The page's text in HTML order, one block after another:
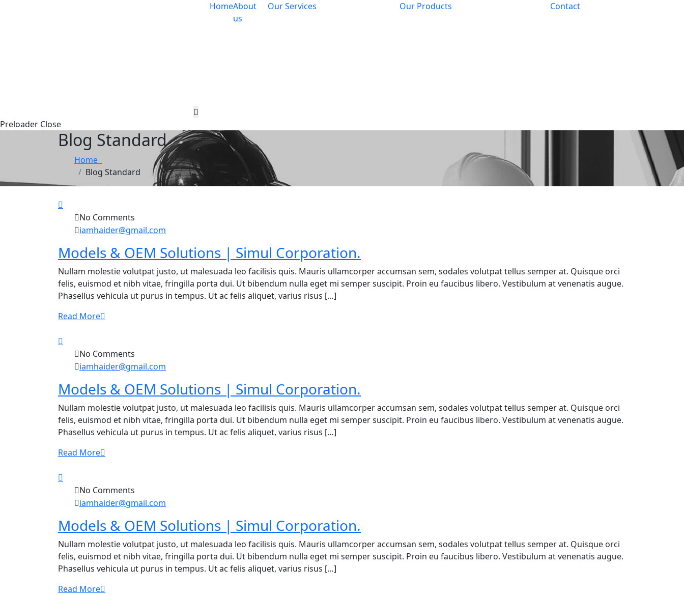
HomeAbout
us
Our Services Our Products Contact
Hamburger
Menu
Preloader Close
Blog Standard
Home
Blog Standard
No Comments
iamhaider@gmail.com
Models & OEM Solutions | Simul Corporation.
Nullam molestie volutpat justo, ut malesuada leo facilisis quis. Mauris ullamcorper accumsan sem, sodales volutpat tellus semper at. Quisque orci
felis, euismod et nibh vitae, fringilla porta dui. Ut bibendum nulla eget mi semper suscipit. Proin eu faucibus libero. Vestibulum at venenatis augue.
Phasellus vehicula ut purus in tempus. Ut ac felis aliquet, varius risus […]
Read More
No Comments
iamhaider@gmail.com
Models & OEM Solutions | Simul Corporation.
Nullam molestie volutpat justo, ut malesuada leo facilisis quis. Mauris ullamcorper accumsan sem, sodales volutpat tellus semper at. Quisque orci
felis, euismod et nibh vitae, fringilla porta dui. Ut bibendum nulla eget mi semper suscipit. Proin eu faucibus libero. Vestibulum at venenatis augue.
Phasellus vehicula ut purus in tempus. Ut ac felis aliquet, varius risus […]
Read More
No Comments
iamhaider@gmail.com
Models & OEM Solutions | Simul Corporation.
Nullam molestie volutpat justo, ut malesuada leo facilisis quis. Mauris ullamcorper accumsan sem, sodales volutpat tellus semper at. Quisque orci
felis, euismod et nibh vitae, fringilla porta dui. Ut bibendum nulla eget mi semper suscipit. Proin eu faucibus libero. Vestibulum at venenatis augue.
Phasellus vehicula ut purus in tempus. Ut ac felis aliquet, varius risus […]
Read More